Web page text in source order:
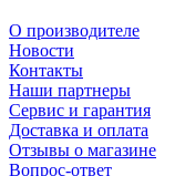
О производителе
Новости
Контакты
Наши партнеры
Сервис и гарантия
Доставка и оплата
Отзывы о магазине
Вопрос-ответ